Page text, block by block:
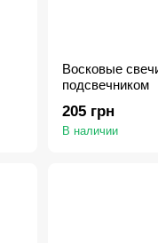
Восковые
подсвечником
205 грн
В наличии